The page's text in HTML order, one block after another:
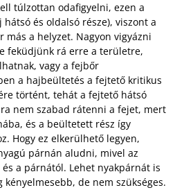
túlzottan odafigyelni, ezen a
és oldalsó része), viszont a
a helyzet. Nagyon vigyázni
feküdjünk rá erre a területre,
vagy a fejbőr
a hajbeültetés a fejtető kritikus
történt, tehát a fejtető hátsó
nem szabad rátenni a fejet, mert
és a beültetett rész így
Hogy ez elkerülhető legyen,
párnán aludni, mivel az
a párnától. Lehet nyakpárnát is
kényelmesebb, de nem szükséges.